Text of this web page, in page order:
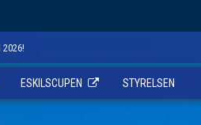
2026!
ESKILSCUPEN STYRELSEN